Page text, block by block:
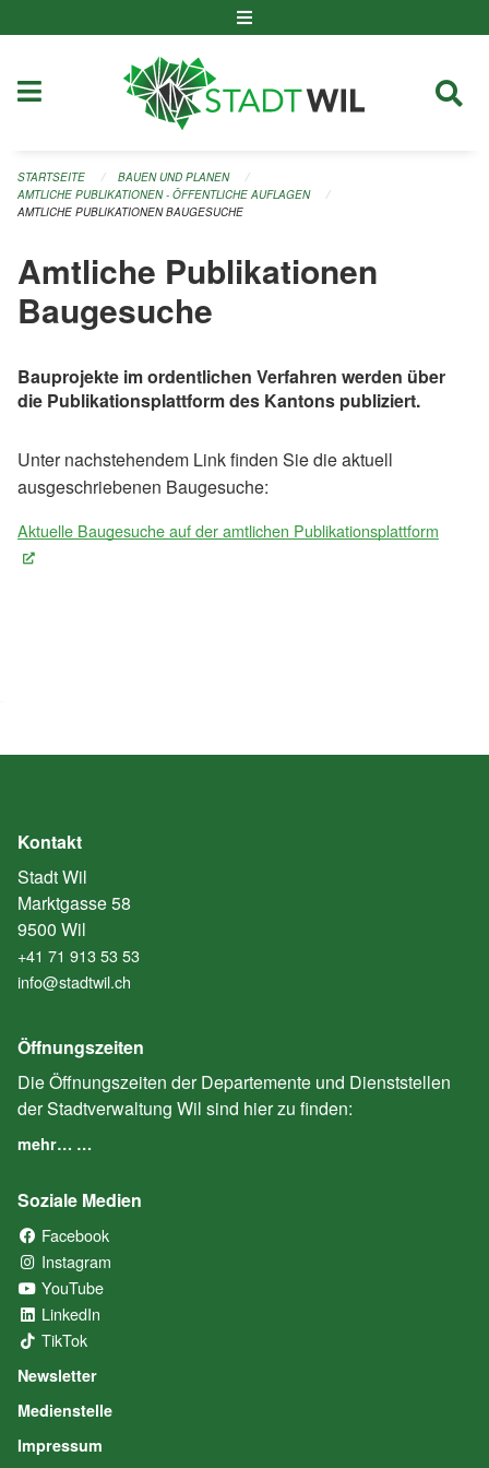
STARTSEITE
BAUEN UND PLANEN
AMTLICHE PUBLIKATIONEN - ÖFFENTLICHE AUFLAGEN
AMTLICHE PUBLIKATIONEN BAUGESUCHE
Amtliche Publikationen
Baugesuche
Bauprojekte im ordentlichen Verfahren werden über
die Publikationsplattform des Kantons publiziert.
Unter nachstehendem Link finden Sie die aktuell
ausgeschriebenen Baugesuche:
Aktuelle Baugesuche auf der amtlichen Publikationsplattform
(External Link)
Kontakt
Stadt Wil
Marktgasse 58
9500 Wil
+41 71 913 53 53
info@stadtwil.ch
Öffnungszeiten
Die Öffnungszeiten der Departemente und Dienststellen
der Stadtverwaltung Wil sind hier zu finden:
mehr… …
Soziale Medien
Facebook
Instagram
YouTube
LinkedIn
TikTok
Newsletter
Medienstelle
Impressum